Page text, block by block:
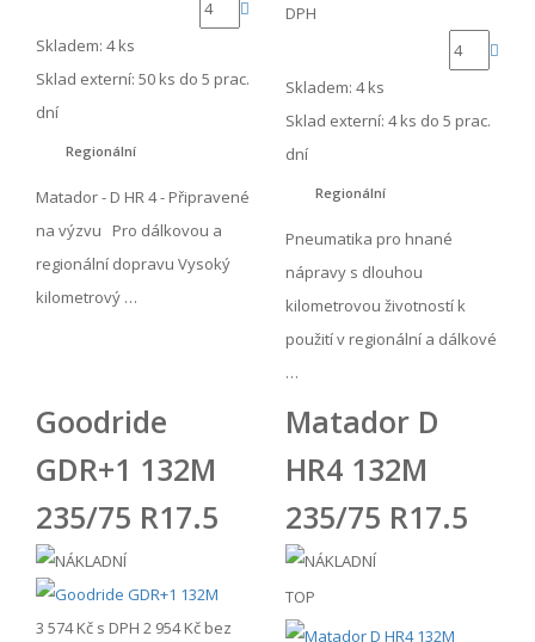
Skladem: 4 ks
Sklad externí: 50 ks do 5 prac.
dní
Regionální
Matador - D HR 4 - Připravené
na výzvu Pro dálkovou a
regionální dopravu Vysoký
kilometrový …
DPH
Skladem: 4 ks
Sklad externí: 4 ks do 5 prac.
dní
Regionální
Pneumatika pro hnané
nápravy s dlouhou
kilometrovou životností k
použití v regionální a dálkové
…
Goodride
GDR+1 132M
235/75 R17.5
3 574 Kč s DPH 2 954 Kč bez
Matador D
HR4 132M
235/75 R17.5
TOP